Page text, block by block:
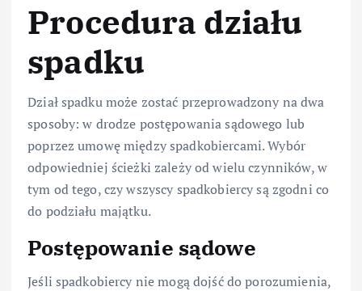
Procedura działu
spadku
Dział spadku może zostać przeprowadzony na dwa
sposoby: w drodze postępowania sądowego lub
poprzez umowę między spadkobiercami. Wybór
odpowiedniej ścieżki zależy od wielu czynników, w
tym od tego, czy wszyscy spadkobiercy są zgodni co
do podziału majątku.
Postępowanie sądowe
Jeśli spadkobiercy nie mogą dojść do porozumienia,